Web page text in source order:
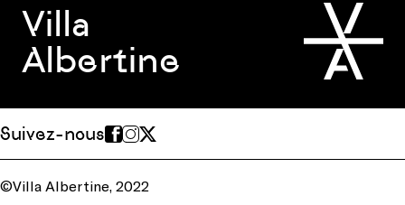
Villa
Albertine
Suivez-nous
©Villa Albertine, 2022